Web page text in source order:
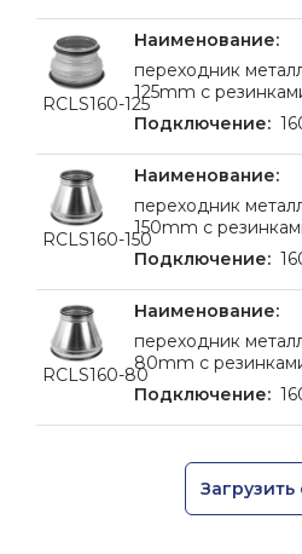
RCLS160-125
переходник
125mm с
RCLS160-150
переходник
150mm с
RCLS160-80
переходник
80mm с